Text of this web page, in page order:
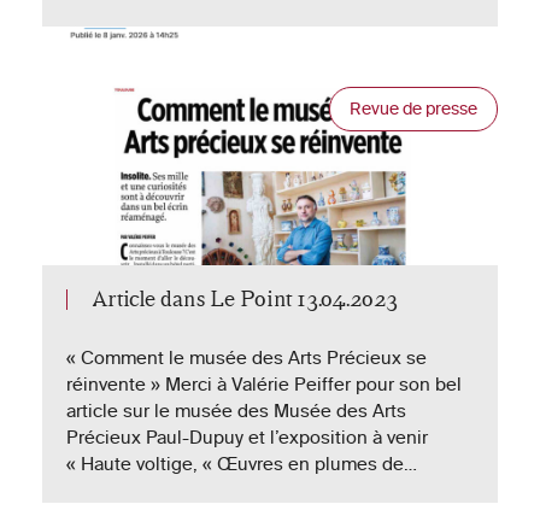
Revue de presse
Article dans Le Point 13.04.2023
« Comment le musée des Arts Précieux se
réinvente » Merci à Valérie Peiffer pour son bel
article sur le musée des Musée des Arts
Précieux Paul-Dupuy et l’exposition à venir
« Haute voltige, « Œuvres en plumes de…